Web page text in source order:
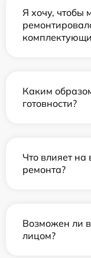
Я хочу, чтобы
Каким
готовности?
Что влияет
ремонта?
Возможен ли
лицом?